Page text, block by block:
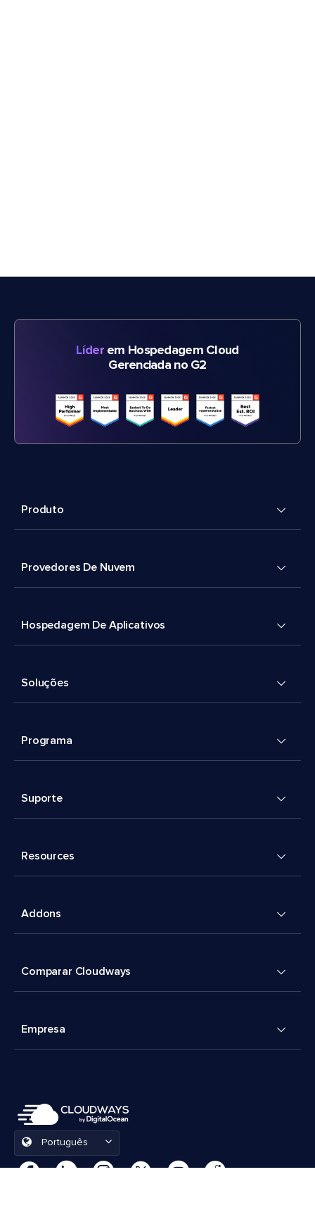
Líderem Hospedagem Cloud
Gerenciada no G2
Produto
Provedores De Nuvem
Hospedagem De Aplicativos
Soluções
Programa
Suporte
Resources
Addons
Comparar Cloudways
Empresa
Português